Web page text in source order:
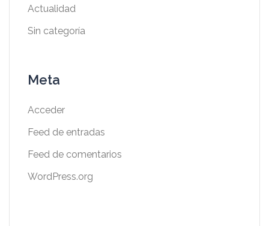
Actualidad
Sin categoría
Meta
Acceder
Feed de entradas
Feed de comentarios
WordPress.org